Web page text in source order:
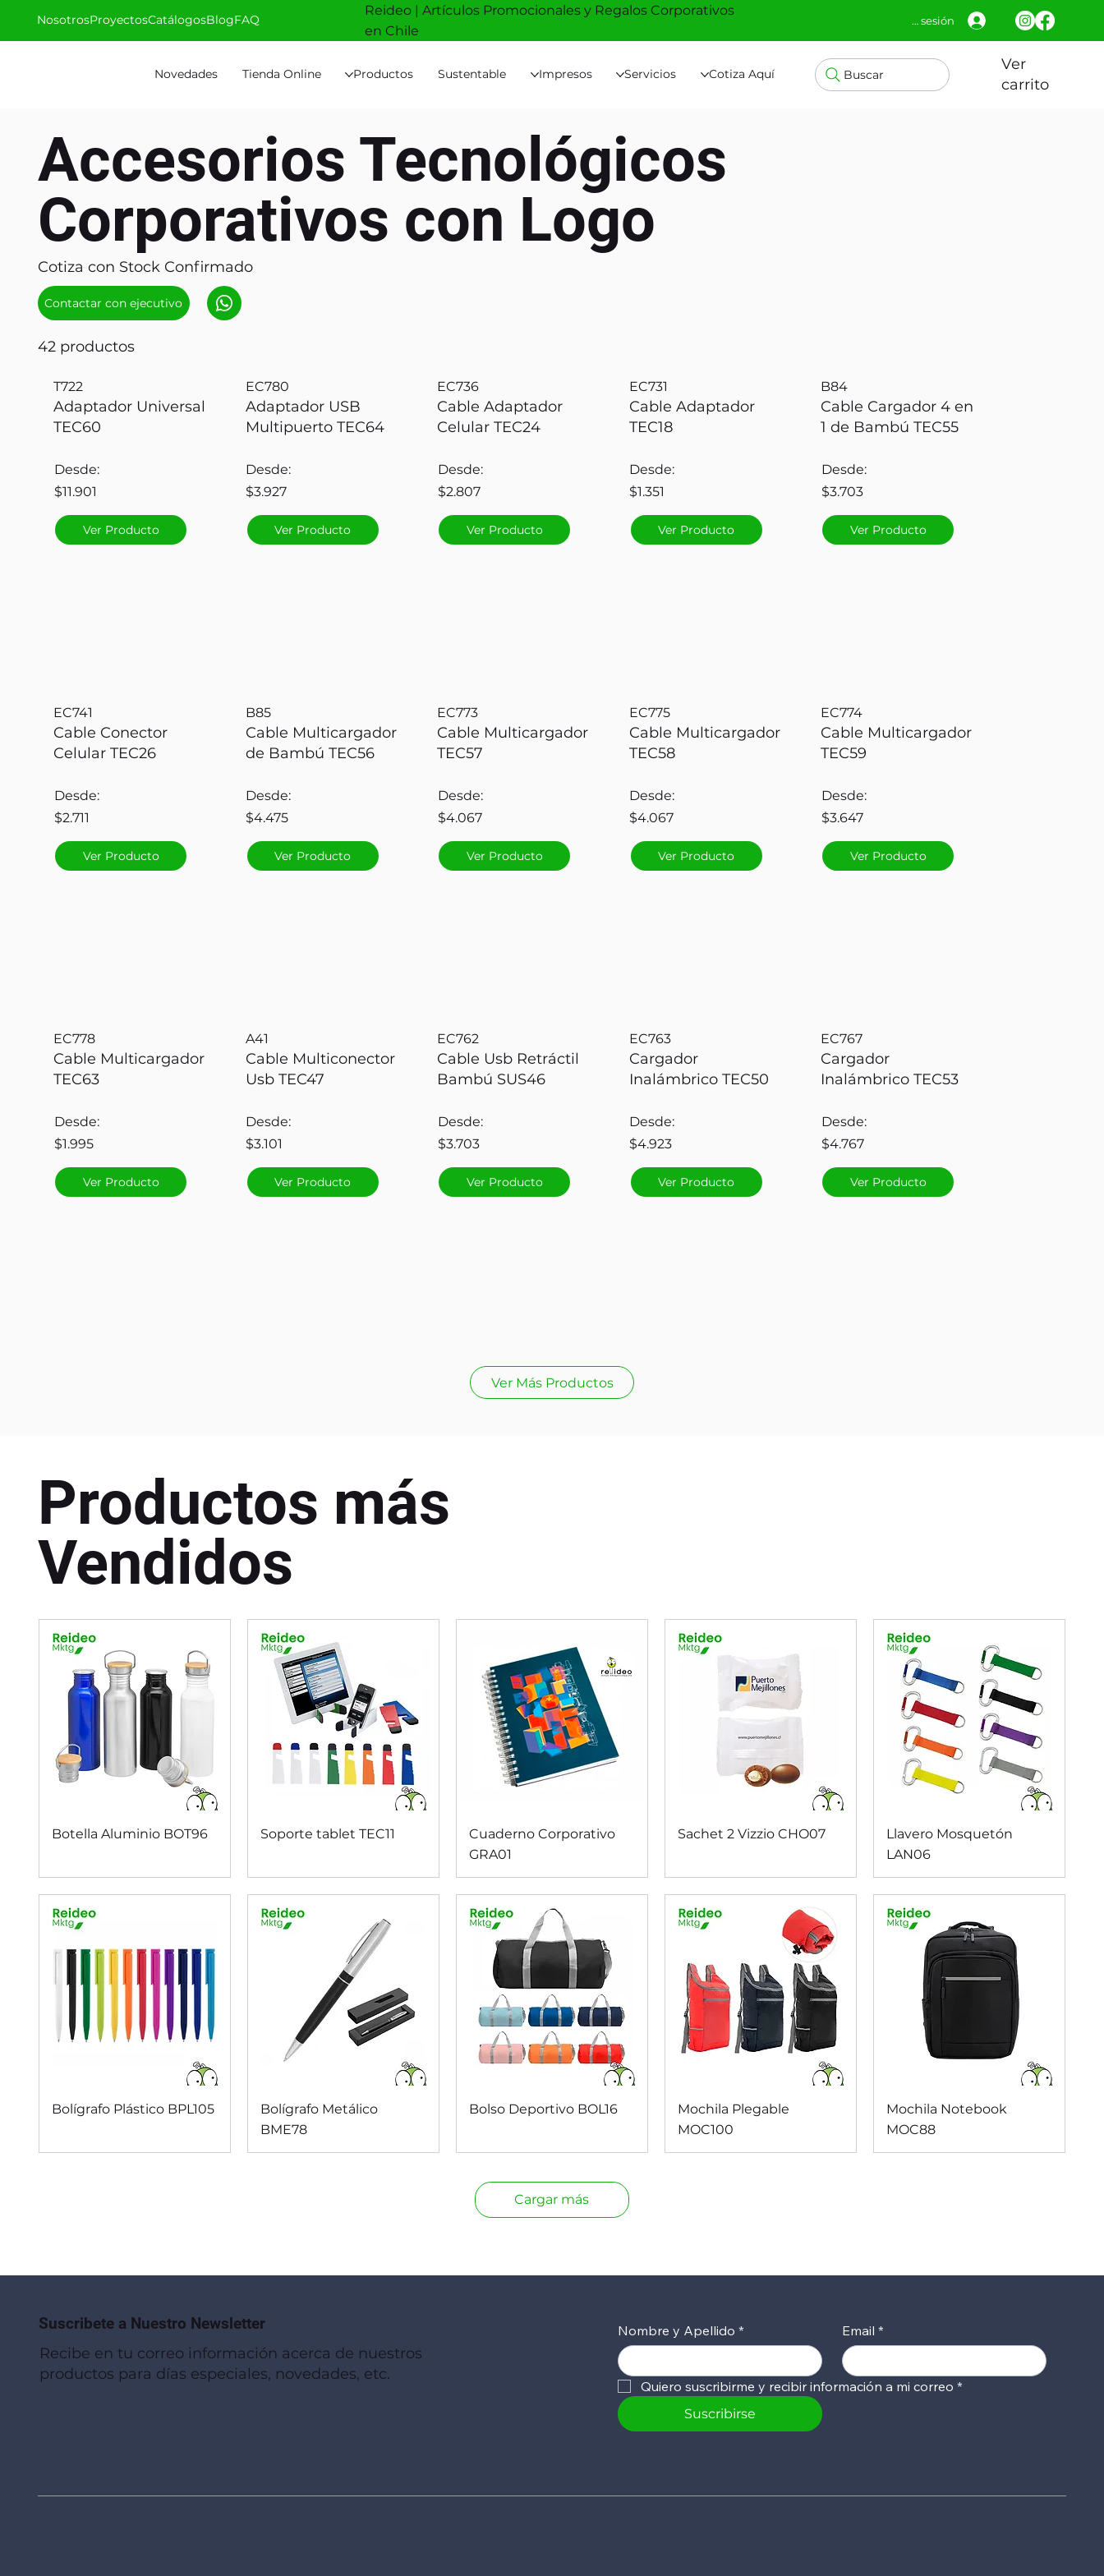
Novedades Tienda Online Productos Sustentable Impresos Servicios Cotiza Aquí Buscar
Ver
carrito
NosotrosProyectosCatálogosBlogFAQ
Reideo | Artículos Promocionales y Regalos Corporativos
en Chile
Iniciar sesión
Accesorios Tecnológicos
Corporativos con Logo
Cotiza con Stock Confirmado
Contactar con ejecutivo
42 productos
T722
Adaptador Universal
TEC60
Desde:
$11.901
Ver Producto
EC780
Adaptador USB
Multipuerto TEC64
Desde:
$3.927
Ver Producto
EC736
Cable Adaptador
Celular TEC24
Desde:
$2.807
Ver Producto
EC731
Cable Adaptador
TEC18
Desde:
$1.351
Ver Producto
B84
Cable Cargador 4 en
1 de Bambú TEC55
Desde:
$3.703
Ver Producto
EC741
Cable Conector
Celular TEC26
Desde:
$2.711
Ver Producto
B85
Cable Multicargador
de Bambú TEC56
Desde:
$4.475
Ver Producto
EC773
Cable Multicargador
TEC57
Desde:
$4.067
Ver Producto
EC775
Cable Multicargador
TEC58
Desde:
$4.067
Ver Producto
EC774
Cable Multicargador
TEC59
Desde:
$3.647
Ver Producto
EC778
Cable Multicargador
TEC63
Desde:
$1.995
Ver Producto
A41
Cable Multiconector
Usb TEC47
Desde:
$3.101
Ver Producto
EC762
Cable Usb Retráctil
Bambú SUS46
Desde:
$3.703
Ver Producto
EC763
Cargador
Inalámbrico TEC50
Desde:
$4.923
Ver Producto
EC767
Cargador
Inalámbrico TEC53
Desde:
$4.767
Ver Producto
Ver Más Productos
Productos más
Vendidos
Vista rápida
Botella Aluminio BOT96 Vista rápida
Soporte tablet TEC11 Vista rápida
Cuaderno Corporativo
GRA01
Vista rápida
Sachet 2 Vizzio CHO07 Vista rápida
Llavero Mosquetón
LAN06
Vista rápida
Bolígrafo Plástico BPL105 Vista rápida
Bolígrafo Metálico
BME78
Vista rápida
Bolso Deportivo BOL16 Vista rápida
Mochila Plegable
MOC100
Vista rápida
Mochila Notebook
MOC88
Cargar más
Suscribete a Nuestro Newsletter
Recibe en tu correo información acerca de nuestros
productos para días especiales, novedades, etc.
Nombre y Apellido * Email *
Quiero suscribirme y recibir información a mi correo *
Suscribirse